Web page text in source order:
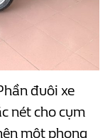
đuôi xe
nét cho cụm
một phong